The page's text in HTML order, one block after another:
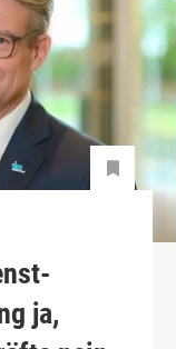
ja,